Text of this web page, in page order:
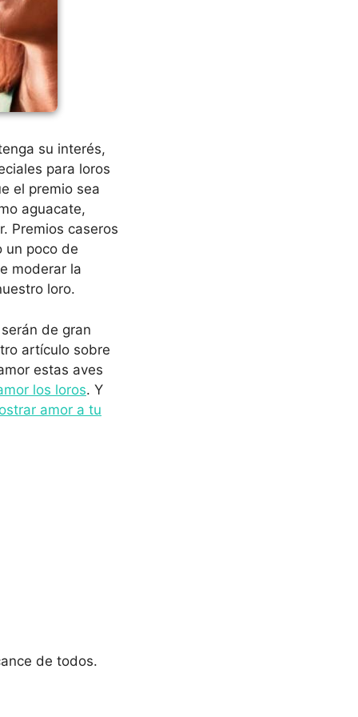
su interés,
para loros
el premio sea
aguacate,
Premios caseros
un poco de
moderar la
loro.
de gran
artículo sobre
estas aves
los loros. Y
amor a tu
de todos.